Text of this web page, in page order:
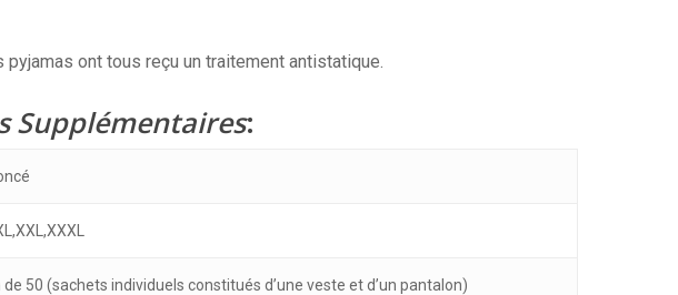
ont tous reçu un traitement antistatique.
Supplémentaires:
de 50 (sachets individuels constitués d’une veste et d’un pantalon)